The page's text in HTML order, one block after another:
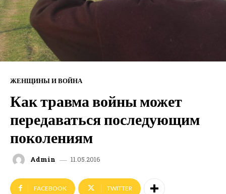
ЖЕНЩИНЫ И ВОЙНА
Как травма войны может
передаваться последующим
поколениям
Admin 11.05.2016
FACEBOOK TWITTER